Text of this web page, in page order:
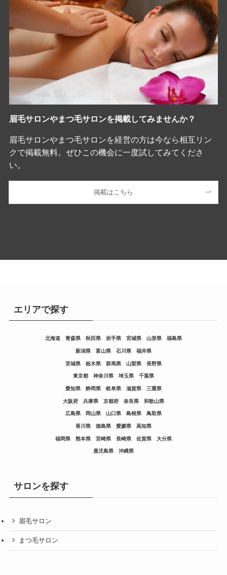
眉毛サロンやまつ毛サロンを掲載してみませんか？
眉毛サロンやまつ毛サロンを経営の方は今なら相互リン
クで掲載無料。ぜひこの機会に一度試してみてくださ
い。
掲載はこちら
エリアで探す
北海道 青森県 秋田県 岩手県 宮城県 山形県 福島県
新潟県 富山県 石川県 福井県
茨城県 栃木県 群馬県 山梨県 長野県
東京都 神奈川県 埼玉県 千葉県
愛知県 静岡県 岐阜県 滋賀県 三重県
大阪府 兵庫県 京都府 奈良県 和歌山県
広島県 岡山県 山口県 島根県 鳥取県
香川県 徳島県 愛媛県 高知県
福岡県 熊本県 宮崎県 長崎県 佐賀県 大分県
鹿児島県 沖縄県
サロンを探す
眉毛サロン
まつ毛サロン